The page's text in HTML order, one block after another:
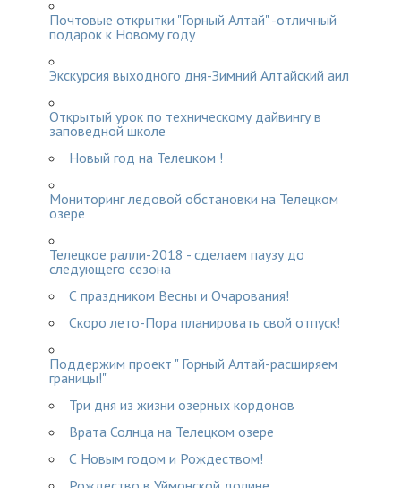
Почтовые открытки "Горный Алтай" -отличный
подарок к Новому году
Экскурсия выходного дня-Зимний Алтайский аил
Открытый урок по техническому дайвингу в
заповедной школе
Новый год на Телецком !
Мониторинг ледовой обстановки на Телецком
озере
Телецкое ралли-2018 - сделаем паузу до
следующего сезона
С праздником Весны и Очарования!
Скоро лето-Пора планировать свой отпуск!
Поддержим проект " Горный Алтай-расширяем
границы!"
Три дня из жизни озерных кордонов
Врата Солнца на Телецком озере
С Новым годом и Рождеством!